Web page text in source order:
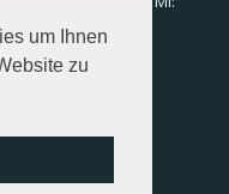
um Ihnen
zu